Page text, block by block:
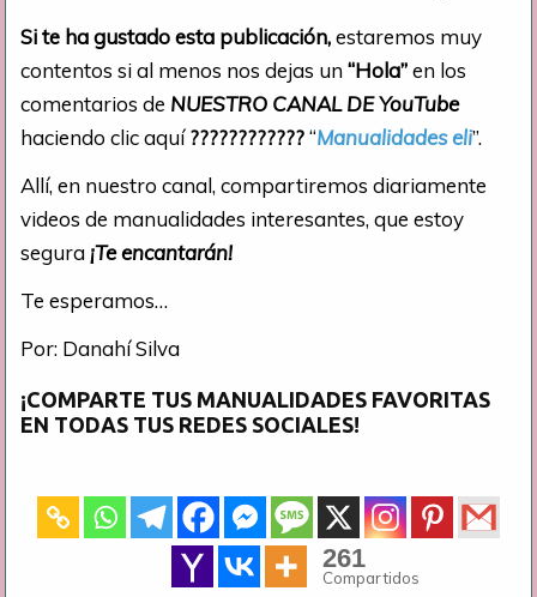
Si te ha gustado esta publicación,estaremos muy
contentos si al menos nos dejas un“Hola”en los
comentarios de NUESTRO CANAL DE YouTube
haciendo clic aquí????????????“Manualidades eli”.
Allí, en nuestro canal, compartiremos diariamente
videos de manualidades interesantes, que estoy
segura ¡Te encantarán!
Te esperamos…
Por: Danahí Silva
¡COMPARTE TUS MANUALIDADES FAVORITAS
EN TODAS TUS REDES SOCIALES!
261
Compartidos